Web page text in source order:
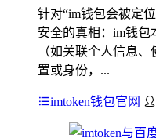
针对“im钱包会被定
安全的真相：im钱
（如关联个人信息
置或身份，...
imtoken钱包官网